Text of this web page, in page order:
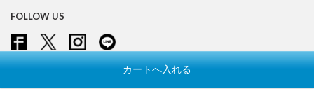
カートへ入れる
FOLLOW US
Copyright © Conran Shop Japan Ltd. All rights reserved.